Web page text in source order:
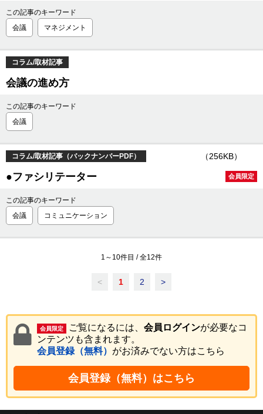
この記事のキーワード
会議
マネジメント
コラム/取材記事
会議の進め方
この記事のキーワード
会議
コラム/取材記事（バックナンバーPDF） （256KB）
会員限定
●ファシリテーター
この記事のキーワード
会議
コミュニケーション
1 ～ 10件目 / 全12件
< 1 2 >
会員限定 ご覧になるには、 会員ログインが必要なコ
ンテンツも含まれます。
会員登録（無料） がお済みでない方はこちら
会員登録（無料）はこちら